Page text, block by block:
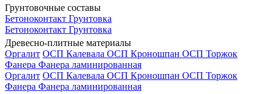
Грунтовочные составы
Бетоноконтакт Грунтовка
Бетоноконтакт Грунтовка
Древесно-плитные материалы
Оргалит ОСП Калевала ОСП Кроношпан ОСП Торжок
Фанера Фанера ламинированная
Оргалит ОСП Калевала ОСП Кроношпан ОСП Торжок
Фанера Фанера ламинированная